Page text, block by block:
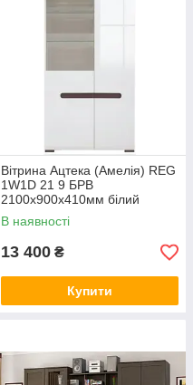
Вітрина Ацтека (Амелія) REG
1W1D 21 9 БРВ
2100x900x410мм білий
глянець + венге магія
В наявності
13 400 ₴
Купити